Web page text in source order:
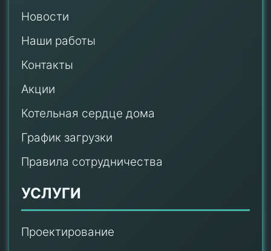
Новости
Наши работы
Контакты
Акции
Котельная сердце дома
График загрузки
Правила сотрудничества
УСЛУГИ
Проектирование